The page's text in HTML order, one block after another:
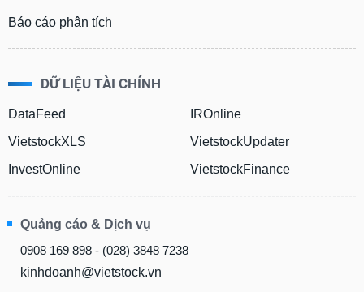
Báo cáo phân tích
DỮ LIỆU TÀI CHÍNH
DataFeed
VietstockXLS
InvestOnline
IROnline
VietstockUpdater
VietstockFinance
Quảng cáo & Dịch vụ
0908 169 898 - (028) 3848 7238
kinhdoanh@vietstock.vn